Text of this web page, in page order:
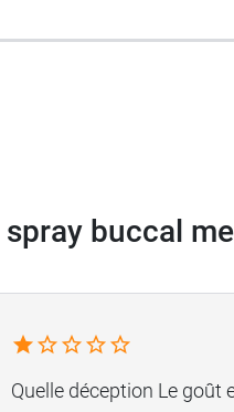
de produits
spray buccal
Quelle déception Le